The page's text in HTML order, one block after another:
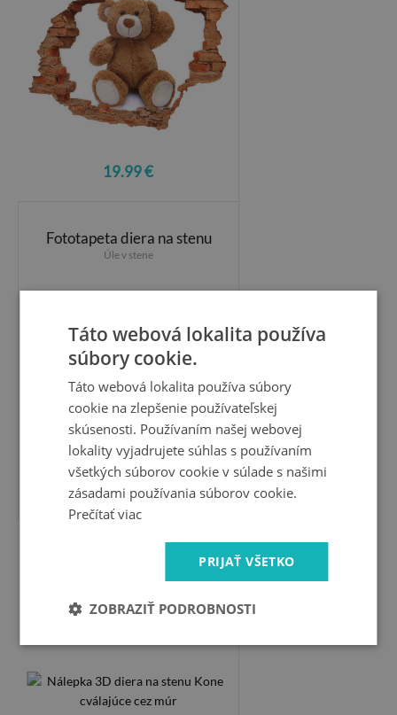
19.99 €
Fototapeta diera na stenu
Úle v stene
19.99 €
Nálepka 3D diera na stenu
Táto webová lokalita používa
súbory cookie.
Táto webová lokalita používa súbory
cookie na zlepšenie používateľskej
skúsenosti. Používaním našej webovej
lokality vyjadrujete súhlas s používaním
všetkých súborov cookie v súlade s našimi
zásadami používania súborov cookie.
Prečítať viac
PRIJAŤ VŠETKO
ZOBRAZIŤ PODROBNOSTI